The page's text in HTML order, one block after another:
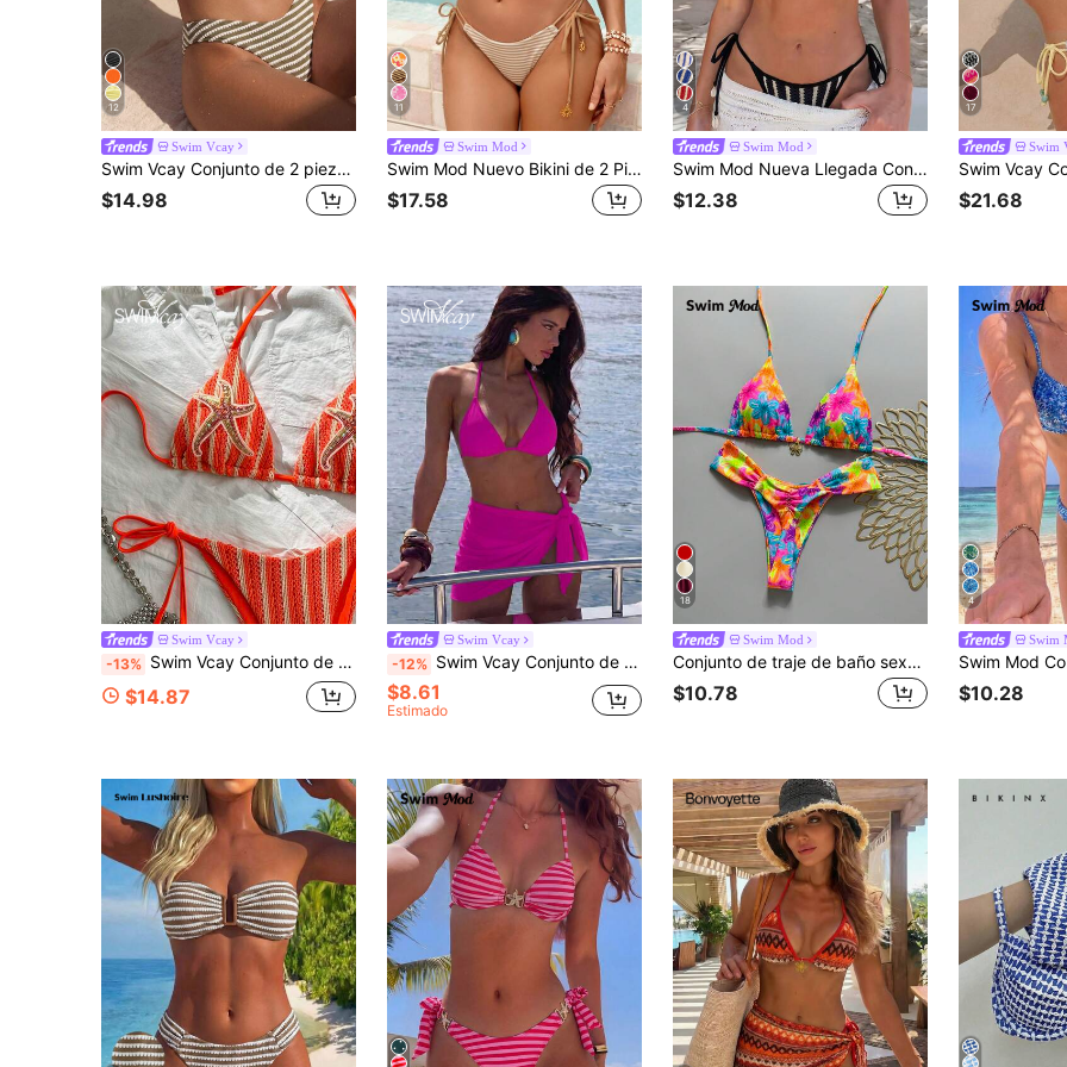
12
Swim Vcay
Swim Vcay Conjunto de 2 piezas de traje de baño bikini de tela de punto jacquard para mujer, nuevo, para vacaciones en la playa, primavera/verano
$14.98
11
Swim Mod
Swim Mod Nuevo Bikini de 2 Piezas Estilo Europeo & Americano a Rayas para Verano, Top Bandeau con Acolchado y Aros, Braguita Triángulo Sexy de Tres Puntos de Corte Alto, Bikini Push-Up sin Tirantes para Pecho Pequeño para Mujeres & Niñas, Dulce para Vacaciones de Playa, Aguas Termales y Fiesta de Cumpleaños
$17.58
4
Swim Mod
Swim Mod Nueva Llegada Conjunto de Bikini Triángulo Elegante Retro Y2K Minimalista Atrevido Chic Liso Monocromático Moderno Playero - Traje de Baño de 2 Piezas con Tirantes Finos de Espagueti, Bottom con Lazos Laterales, Ajuste de Tanga Atrevido & Tirantes Ajustables - Estampado de Rayas Contrastantes Negro y Blanco Texturizado - Tela Elástica de Secado Rápido - Ropa de Playa para Vacaciones de Verano, Fiestas en la Piscina & Festivales de Música, Bodas y Vacaciones
$12.38
17
Swim
$21.68
Swim Vcay
-13% Swim Vcay Conjunto de bikini sexy de 2 piezas para primavera/verano, vacaciones en la playa, tela texturizada con decoración de estrella de mar con lentejuelas, top de bikini triangular con cuello halter y Bottom de bikini con lazo lateral
$14.87
Swim Vcay
-12% Swim Vcay Conjunto de 3 piezas traje de baño tipo bikini con estampa aleatoria para vacaciones en la playa
$8.61
Estimado
18
Swim Mod
Conjunto de traje de baño sexy para mujer Swim MOD de 2 piezas, top de bikini triángulo con tirantes halter y braguita de bikini, estampado aleatorio de cerezas, accesorio para vacaciones de primavera/verano
$10.78
4
Swim
$10.28